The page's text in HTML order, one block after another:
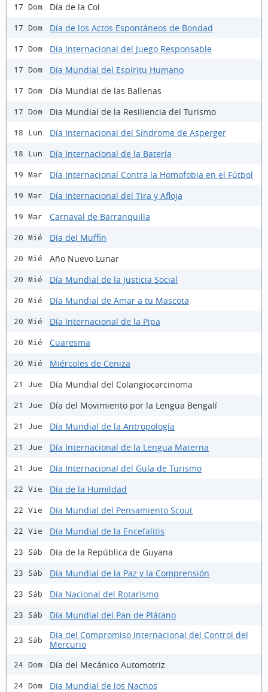
17 Dom Día de la Col
17 Dom Día de los Actos Espontáneos de Bondad
17 Dom Día Internacional del Juego Responsable
17 Dom Día Mundial del Espíritu Humano
17 Dom Día Mundial de las Ballenas
17 Dom Dia Mundial de la Resiliencia del Turismo
18 Lun Día Internacional del Síndrome de Asperger
18 Lun Día Internacional de la Batería
19 Mar Día Internacional Contra la Homofobia en el Fútbol
19 Mar Día Internacional del Tira y Afloja
19 Mar Carnaval de Barranquilla
20 Mié Día del Muffin
20 Mié Año Nuevo Lunar
20 Mié Día Mundial de la Justicia Social
20 Mié Día Mundial de Amar a tu Mascota
20 Mié Día Internacional de la Pipa
20 Mié Cuaresma
20 Mié Miércoles de Ceniza
21 Jue Día Mundial del Colangiocarcinoma
21 Jue Día del Movimiento por la Lengua Bengalí
21 Jue Día Mundial de la Antropología
21 Jue Día Internacional de la Lengua Materna
21 Jue Día Internacional del Guía de Turismo
22 Vie Día de la Humildad
22 Vie Día Mundial del Pensamiento Scout
22 Vie Día Mundial de la Encefalitis
23 Sáb Día de la República de Guyana
23 Sáb Día Mundial de la Paz y la Comprensión
23 Sáb Día Nacional del Rotarismo
23 Sáb Día Mundial del Pan de Plátano
23 Sáb
Día del Compromiso Internacional del Control del
Mercurio
24 Dom Día del Mecánico Automotriz
24 Dom Día Mundial de los Nachos